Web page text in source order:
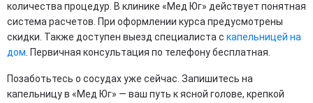
количества процедур. В клинике «Мед Юг» действует понятная
система расчетов. При оформлении курса предусмотрены
скидки. Также доступен выезд специалиста с капельницей на
дом . Первичная консультация по телефону бесплатная.
Позаботьтесь о сосудах уже сейчас. Запишитесь на
капельницу в «Мед Юг» — ваш путь к ясной голове, крепкой